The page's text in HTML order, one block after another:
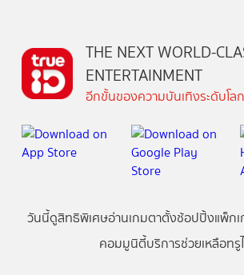
THE NEXT WORLD-
ENTERTAINMENT
อีกขั้นของความบันเทิงระดับโ
วันนี้ดูสิทธิพิเศษอ่านเกมตาตั้งช้อปปิ้งแพ็ก
คอมมูนิตี้บริการช่วยเหลือทรู